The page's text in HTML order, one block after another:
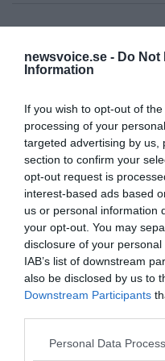
newsvoice.se - Do Not
Information
If you wish to opt-out of
processing of your
targeted advertising by us,
section to confirm your
opt-out request is
interest-based ads based
us or personal information
your opt-out. You may
disclosure of your
IAB’s list of downstream
also be disclosed by us to
Downstream Participants
Please note that this
Personal Data
Ämnen: john pilger
Prenumerera på vårt
Få